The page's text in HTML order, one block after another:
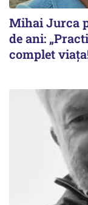
Mihai Jurca
de ani:
complet